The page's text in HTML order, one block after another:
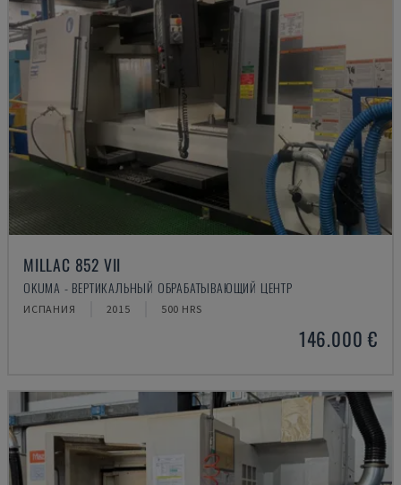
MILLAC 852 VII
OKUMA - ВЕРТИКАЛЬНЫЙ ОБРАБАТЫВАЮЩИЙ ЦЕНТР
ИСПАНИЯ 2015 500 HRS
146.000 €